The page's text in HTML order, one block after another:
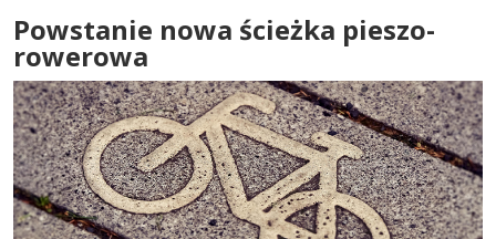
Powstanie nowa ścieżka pieszo-
rowerowa